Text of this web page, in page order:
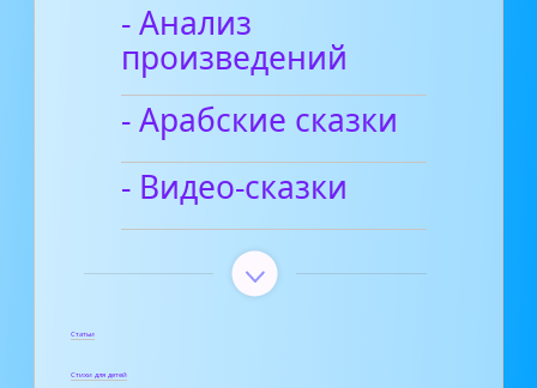
- Анализ
произведений
- Арабские сказки
- Видео-сказки
Статьи
Стихи для детей